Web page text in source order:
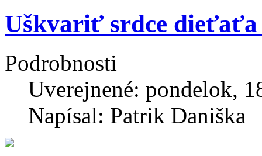
Uškvariť srdce dieťaťa
Podrobnosti
Uverejnené: pondelok,
Napísal: Patrik Daniška